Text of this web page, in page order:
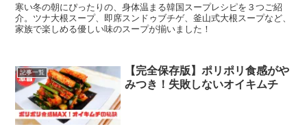
寒い冬の朝にぴったりの、身体温まる韓国スープレシピを３つご紹
介。ツナ大根スープ、即席スンドゥブチゲ、釜山式大根スープなど、
家族で楽しめる優しい味のスープが揃いました！
記事一覧
【完全保存版】ポリポリ食感がや
みつき！失敗しないオイキムチ